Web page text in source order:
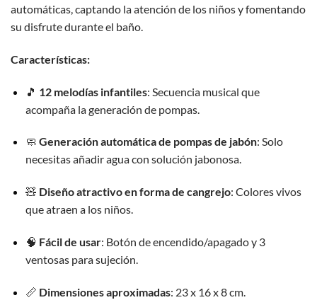
automáticas, captando la atención de los niños y fomentando
su disfrute durante el baño.
Características:
🎵 12 melodías infantiles: Secuencia musical que
acompaña la generación de pompas.
🧼 Generación automática de pompas de jabón: Solo
necesitas añadir agua con solución jabonosa.
🧸 Diseño atractivo en forma de cangrejo: Colores vivos
que atraen a los niños.
🧠 Fácil de usar: Botón de encendido/apagado y 3
ventosas para sujeción.
📏 Dimensiones aproximadas: 23 x 16 x 8 cm.